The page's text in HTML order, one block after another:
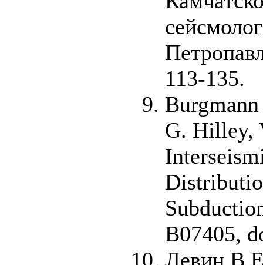
113-135.
G. Hilley,
B07405,
Левин